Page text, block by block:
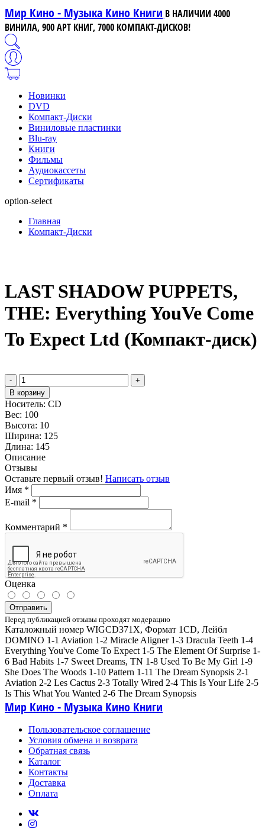
Мир Кино - Музыка Кино Книги В НАЛИЧИИ 4000
ВИНИЛА, 900 АРТ КНИГ, 7000 КОМПАКТ-ДИСКОВ!
Новинки
DVD
Компакт-Диски
Виниловые пластинки
Blu-ray
Книги
Фильмы
Аудиокассеты
Сертификаты
option-select
Главная
Компакт-Диски
LAST SHADOW PUPPETS,
THE: Everything YouVe Come
To Expect Ltd (Компакт-диск)
-
+
В корзину
Носитель: CD
Вес: 100
Высота: 10
Ширина: 125
Длина: 145
Описание
Отзывы
Оставьте первый отзыв! Написать отзыв
Имя *
E-mail *
Комментарий *
Оценка
Отправить
Перед публикацией отзывы проходят модерацию
Каталожный номер WIGCD371X, Формат 1CD, Лейбл
DOMINO 1-1 Aviation 1-2 Miracle Aligner 1-3 Dracula Teeth 1-4
Everything You've Come To Expect 1-5 The Element Of Surprise 1-
6 Bad Habits 1-7 Sweet Dreams, TN 1-8 Used To Be My Girl 1-9
She Does The Woods 1-10 Pattern 1-11 The Dream Synopsis 2-1
Aviation 2-2 Les Cactus 2-3 Totally Wired 2-4 This Is Your Life 2-5
Is This What You Wanted 2-6 The Dream Synopsis
Мир Кино - Музыка Кино Книги
Пользовательское соглашение
Условия обмена и возврата
Обратная связь
Каталог
Контакты
Доставка
Оплата